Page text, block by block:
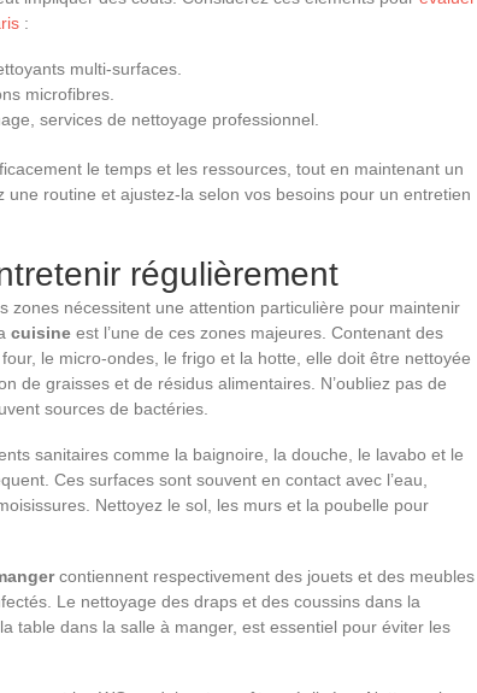
:
multi-surfaces.
microfibres.
services de nettoyage professionnel.
le temps et les ressources, tout en maintenant un
une routine et ajustez-la selon vos besoins pour un entretien
régulièrement
zones nécessitent une attention particulière pour maintenir
cuisine est l’une de ces zones majeures. Contenant des
le micro-ondes, le frigo et la hotte, elle doit être nettoyée
de graisses et de résidus alimentaires. N’oubliez pas de
sources de bactéries.
sanitaires comme la baignoire, la douche, le lavabo et le
Ces surfaces sont souvent en contact avec l’eau,
Nettoyez le sol, les murs et la poubelle pour
contiennent respectivement des jouets et des meubles
Le nettoyage des draps et des coussins dans la
table dans la salle à manger, est essentiel pour éviter les